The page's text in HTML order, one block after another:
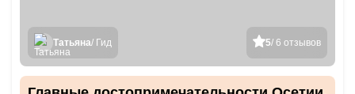
5/ 6 отзывов
Татьяна/ Гид